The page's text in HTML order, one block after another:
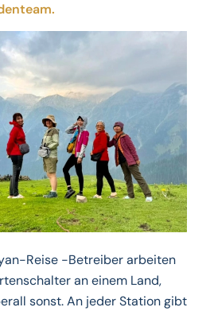
Reise -Betreiber arbeiten
an einem Land,
sonst. An jeder Station gibt